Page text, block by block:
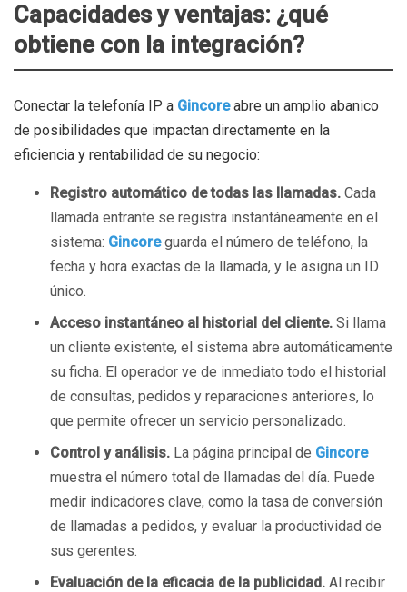
Capacidades y ventajas: ¿qué
obtiene con la integración?
Conectar la telefonía IP a Gincoreabre un amplio abanico
de posibilidades que impactan directamente en la
eficiencia y rentabilidad de su negocio:
Registro automático de todas las llamadas. Cada
llamada entrante se registra instantáneamente en el
sistema: Gincoreguarda el número de teléfono, la
fecha y hora exactas de la llamada, y le asigna un ID
único.
Acceso instantáneo al historial del cliente. Si llama
un cliente existente, el sistema abre automáticamente
su ficha. El operador ve de inmediato todo el historial
de consultas, pedidos y reparaciones anteriores, lo
que permite ofrecer un servicio personalizado.
Control y análisis. La página principal de Gincore
muestra el número total de llamadas del día. Puede
medir indicadores clave, como la tasa de conversión
de llamadas a pedidos, y evaluar la productividad de
sus gerentes.
Evaluación de la eficacia de la publicidad. Al recibir